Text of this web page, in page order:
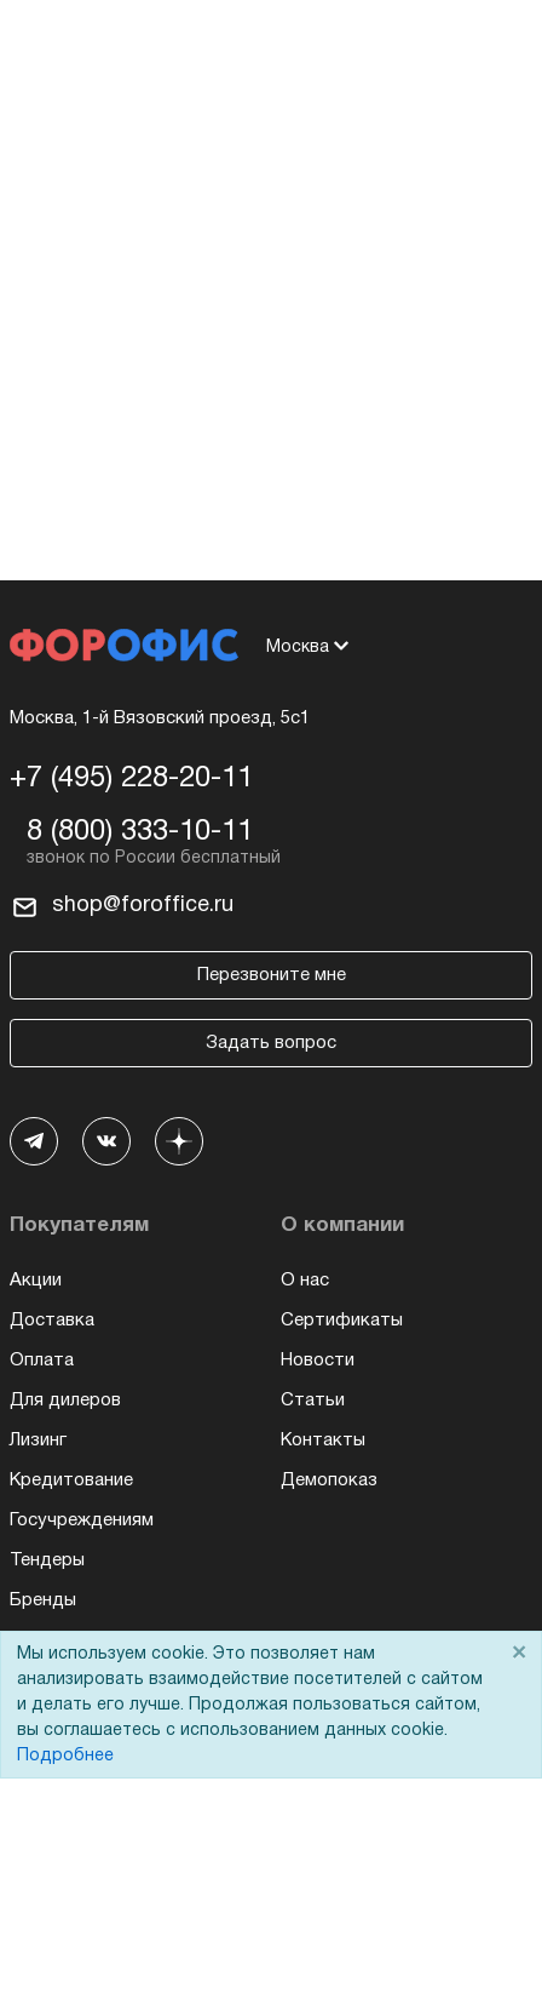
Москва
Москва, 1-й Вязовский проезд, 5с1
+7 (495) 228-20-11
8 (800) 333-10-11
shop@foroffice.ru
Перезвоните мне
Задать вопрос
Покупателям
Акции
Доставка
Оплата
Для дилеров
Лизинг
Кредитование
Госучреждениям
Тендеры
Бренды
О компании
О нас
Сертификаты
Новости
Статьи
Контакты
Демопоказ
Помощь
Вопрос-ответ
Мы используем cookie. Это позволяет нам
анализировать взаимодействие посетителей с сайтом
и делать его лучше. Продолжая пользоваться сайтом,
вы соглашаетесь с использованием данных cookie.
Подробнее
×